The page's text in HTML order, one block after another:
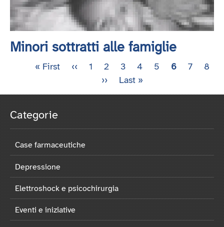
Minori sottratti alle famiglie
Prima
« First
Pagina
precedente
‹‹ Pagina
1 Pagina
2 Pagina
3 Pagina
4 Pagina
5
Pagina
6 Pagina
7
8
Pagina
successiva
››
Ultima
pagina
Last »
Categorie
Case farmaceutiche
Depressione
Elettroshock e psicochirurgia
Eventi e iniziative